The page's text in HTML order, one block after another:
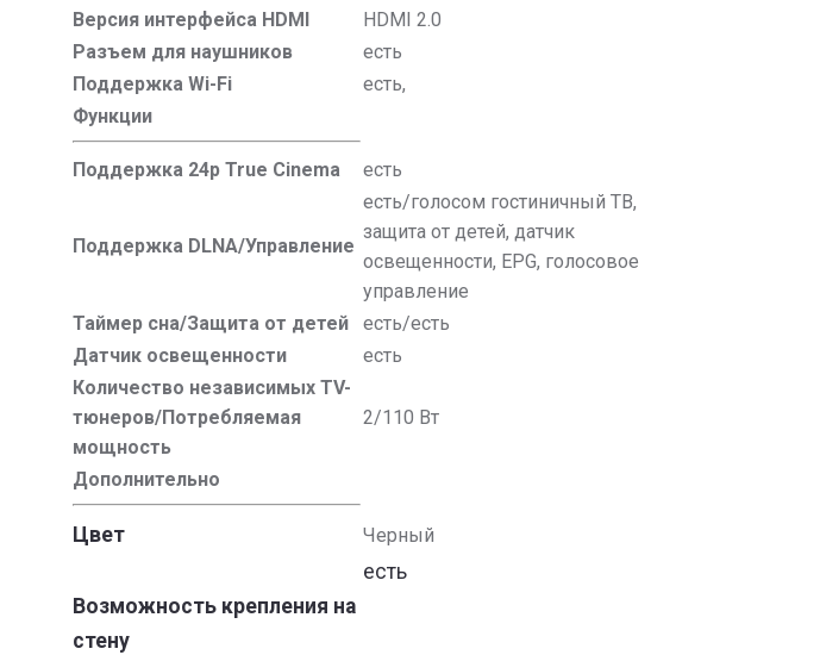
Версия интерфейса HDMI
HDMI 2.0
Разъем для наушников
есть
Поддержка Wi-Fi​
есть,
Функции
Поддержка 24p True Cinema есть
Поддержка DLNA/Управление
есть/голосом гостиничный ТВ,
защита от детей, датчик
освещенности, EPG, голосовое
управление
Таймер сна/Защита от детей
есть/есть
Датчик освещенности
есть
Количество независимых TV-
тюнеров/Потребляемая
мощность
2/110 Вт
Дополнительно
Цвет Черный
Возможность крепления на
стену
есть